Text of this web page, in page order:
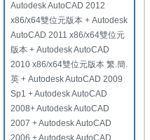
Autodesk AutoCAD 2012
x86/x64雙位元版本 + Autodesk
AutoCAD 2011 x86/x64雙位元
版本 + Autodesk AutoCAD
2010 x86/x64雙位元版本 繁.簡.
英 + Autodesk AutoCAD 2009
Sp1 + Autodesk AutoCAD
2008+ Autodesk AutoCAD
2007 + Autodesk AutoCAD
2006 + Autodesk AutoCAD